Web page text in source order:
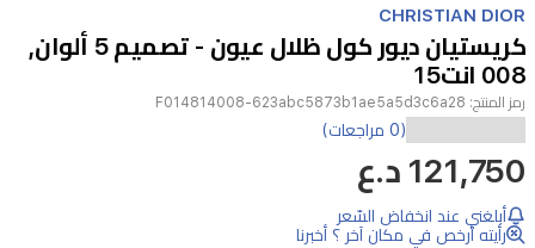
1
of
1
CHRISTIAN DIOR
كريستيان ديور كول ظلال عيون - تصميم 5 ألوان,
008 انت15
رمز المنتج: F014814008-623abc5873b1ae5a5d3c6a28
بأناقة
لوحة
ظلال
(0 مراجعات)
121,750 د.ع
أبلغني عند انخفاض السّعر
رأيته أرخص في مكان آخر ؟ أخبرنا